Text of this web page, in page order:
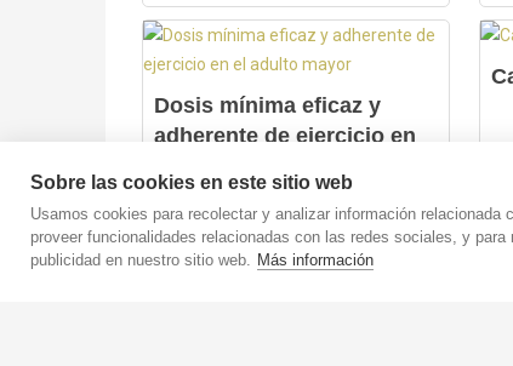
Dosis mínima eficaz y
adherente de ejercicio en
(28 Comentarios)
Sobre las cookies en este sitio web
Usamos cookies para recolectar y analizar información
proveer funcionalidades relacionadas con las redes sociales, y
publicidad en nuestro sitio web. Más información